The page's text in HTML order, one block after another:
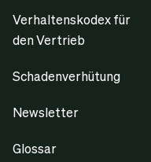
Verhaltenskodex für
den Vertrieb
Schadenverhütung
Newsletter
Glossar